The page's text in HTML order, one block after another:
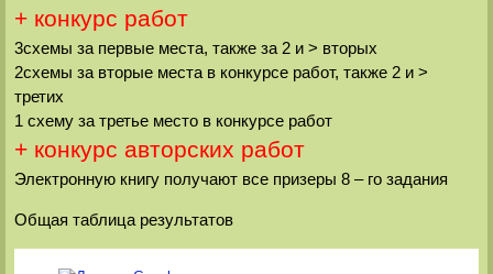
+ конкурс работ
3схемы за первые места, также за 2 и > вторых
2схемы за вторые места в конкурсе работ, также 2 и >
третих
1 схему за третье место в конкурсе работ
+ конкурс авторских работ
Электронную книгу получают все призеры 8 – го задания
Общая таблица результатов